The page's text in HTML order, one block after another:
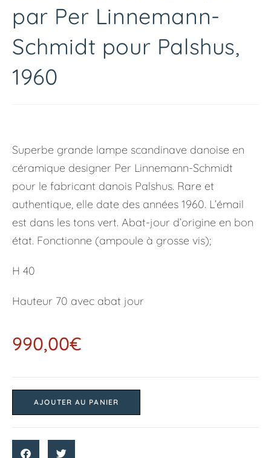
par Per Linnemann-
Schmidt pour Palshus,
1960
Superbe grande lampe scandinave danoise en
céramique designer Per Linnemann-Schmidt
pour le fabricant danois Palshus. Rare et
authentique, elle date des années 1960. L’émail
est dans les tons vert. Abat-jour d’origine en bon
état. Fonctionne (ampoule à grosse vis);
H 40
Hauteur 70 avec abat jour
990,00€
AJOUTER AU PANIER